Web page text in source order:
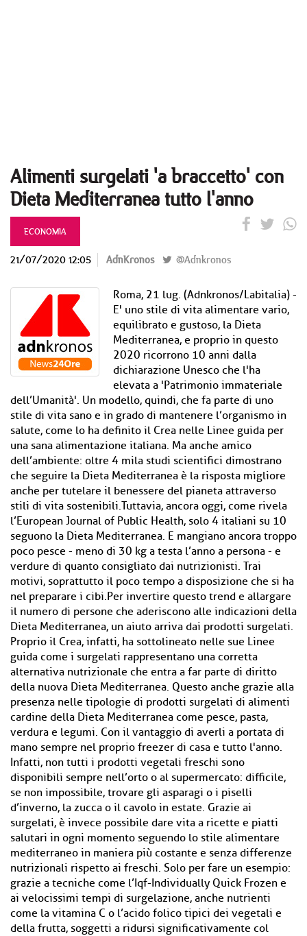
Alimenti surgelati 'a braccetto' con
Dieta Mediterranea tutto l'anno
ECONOMIA
21/07/2020 12:05 AdnKronos @Adnkronos
Roma, 21 lug. (Adnkronos/Labitalia) -
E' uno stile di vita alimentare vario,
equilibrato e gustoso, la Dieta
Mediterranea, e proprio in questo
2020 ricorrono 10 anni dalla
dichiarazione Unesco che l'ha
elevata a 'Patrimonio immateriale
dell’Umanità'. Un modello, quindi, che fa parte di uno
stile di vita sano e in grado di mantenere l’organismo in
salute, come lo ha definito il Crea nelle Linee guida per
una sana alimentazione italiana. Ma anche amico
dell’ambiente: oltre 4 mila studi scientifici dimostrano
che seguire la Dieta Mediterranea è la risposta migliore
anche per tutelare il benessere del pianeta attraverso
stili di vita sostenibili.Tuttavia, ancora oggi, come rivela
l’European Journal of Public Health, solo 4 italiani su 10
seguono la Dieta Mediterranea. E mangiano ancora troppo
poco pesce - meno di 30 kg a testa l’anno a persona - e
verdure di quanto consigliato dai nutrizionisti. Trai
motivi, soprattutto il poco tempo a disposizione che si ha
nel preparare i cibi.Per invertire questo trend e allargare
il numero di persone che aderiscono alle indicazioni della
Dieta Mediterranea, un aiuto arriva dai prodotti surgelati.
Proprio il Crea, infatti, ha sottolineato nelle sue Linee
guida come i surgelati rappresentano una corretta
alternativa nutrizionale che entra a far parte di diritto
della nuova Dieta Mediterranea. Questo anche grazie alla
presenza nelle tipologie di prodotti surgelati di alimenti
cardine della Dieta Mediterranea come pesce, pasta,
verdura e legumi. Con il vantaggio di averli a portata di
mano sempre nel proprio freezer di casa e tutto l'anno.
Infatti, non tutti i prodotti vegetali freschi sono
disponibili sempre nell’orto o al supermercato: difficile,
se non impossibile, trovare gli asparagi o i piselli
d’inverno, la zucca o il cavolo in estate. Grazie ai
surgelati, è invece possibile dare vita a ricette e piatti
salutari in ogni momento seguendo lo stile alimentare
mediterraneo in maniera più costante e senza differenze
nutrizionali rispetto ai freschi. Solo per fare un esempio:
grazie a tecniche come l’Iqf-Individually Quick Frozen e
ai velocissimi tempi di surgelazione, anche nutrienti
come la vitamina C o l’acido folico tipici dei vegetali e
della frutta, soggetti a ridursi significativamente col